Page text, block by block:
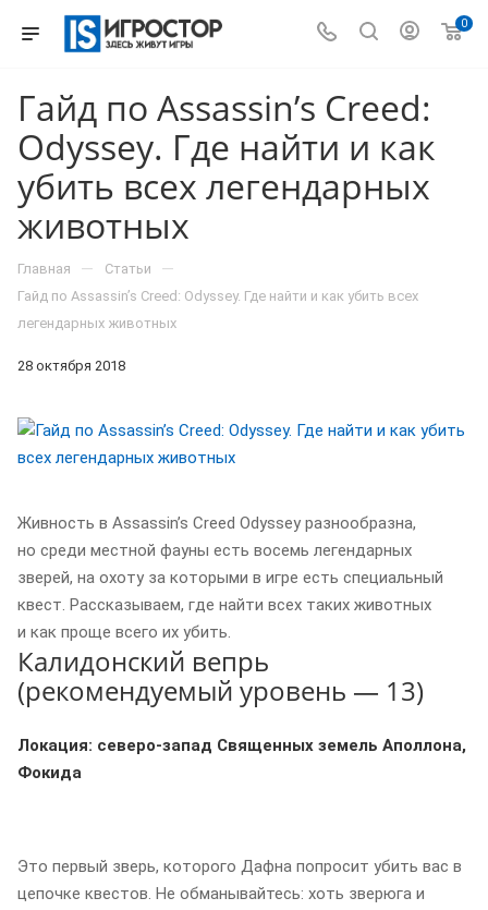
0
Гайд по Assassinʼs Creed:
Odyssey. Где найти и как
убить всех легендарных
животных
Главная — Статьи —
Гайд по Assassinʼs Creed: Odyssey. Где найти и как убить всех
легендарных животных
28 октября 2018
Живность в Assassinʼs Creed Odyssey разнообразна,
но среди местной фауны есть восемь легендарных
зверей, на охоту за которыми в игре есть специальный
квест. Рассказываем, где найти всех таких животных
и как проще всего их убить.
Калидонский вепрь
(рекомендуемый уровень — 13)
Локация: северо-запад Священных земель Аполлона,
Фокида
Это первый зверь, которого Дафна попросит убить вас в
цепочке квестов. Не обманывайтесь: хоть зверюга и